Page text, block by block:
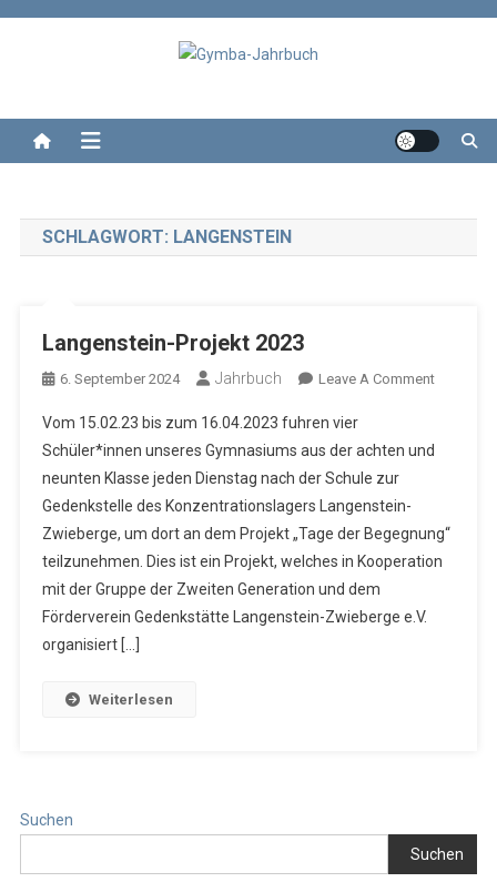
SCHLAGWORT: LANGENSTEIN
Langenstein-Projekt 2023
6. September 2024 Jahrbuch Leave A CommentOn
2023
Vom 15.02.23 bis zum 16.04.2023 fuhren vier
Schüler*innen unseres Gymnasiums aus der achten und
neunten Klasse jeden Dienstag nach der Schule zur
Gedenkstelle des Konzentrationslagers Langenstein-
Zwieberge, um dort an dem Projekt „Tage der Begegnung“
teilzunehmen. Dies ist ein Projekt, welches in Kooperation
mit der Gruppe der Zweiten Generation und dem
Förderverein Gedenkstätte Langenstein-Zwieberge e.V.
organisiert […]
Weiterlesen
Suchen
Suchen